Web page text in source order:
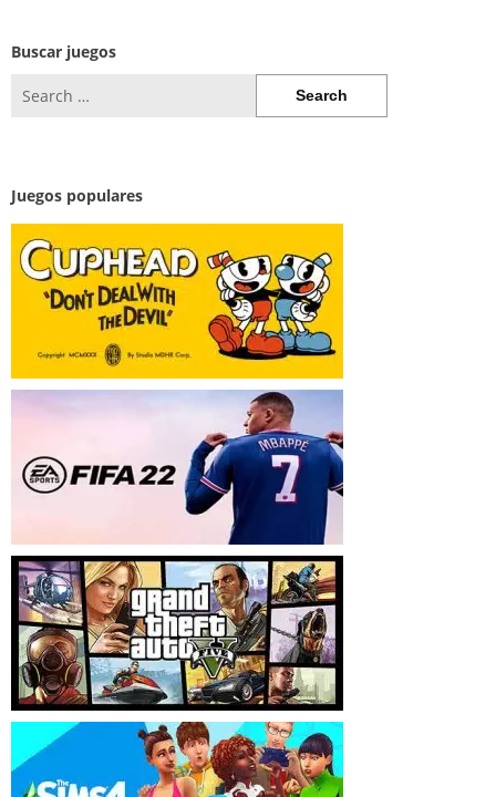
Buscar juegos
for:
Juegos populares